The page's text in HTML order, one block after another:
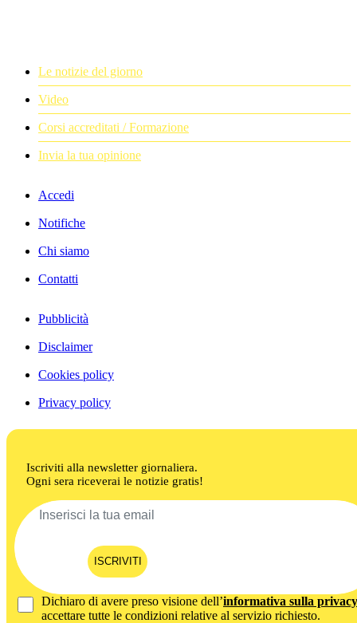
Le notizie del giorno
Video
Corsi accreditati / Formazione
Invia la tua opinione
Accedi
Notifiche
Chi siamo
Contatti
Pubblicità
Disclaimer
Cookies policy
Privacy policy
Iscriviti alla newsletter giornaliera.
Ogni sera riceverai le notizie gratis!
ISCRIVITI
Dichiaro di avere preso visione dell’informativa sulla privacy
accettare tutte le condizioni relative al servizio richiesto.